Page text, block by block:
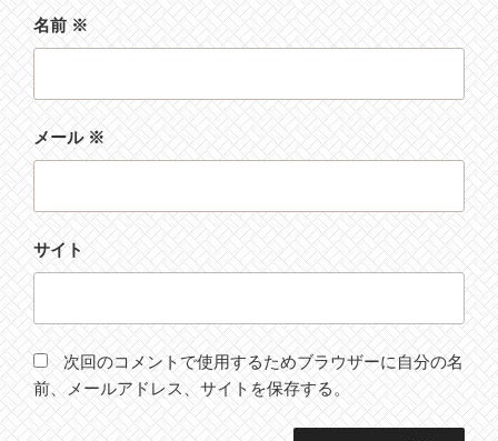
名前※
メール※
サイト
次回のコメントで使用するためブラウザーに自分の名
前、メールアドレス、サイトを保存する。